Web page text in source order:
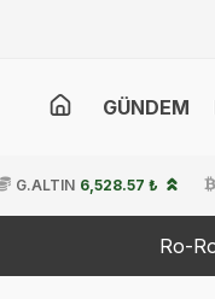
GÜNDEM
G.ALTIN 6,528.57 ₺
Ro-Ro Gemisine